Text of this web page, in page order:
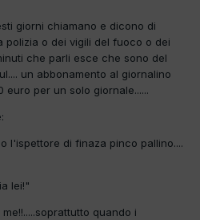
giorni chiamano e dicono di
polizia o dei vigili del fuoco o dei
che parli esce che sono del
un abbonamento al giornalino
euro per un solo giornale......
l'ispettore di finaza pinco pallino....
lei!"
quando i